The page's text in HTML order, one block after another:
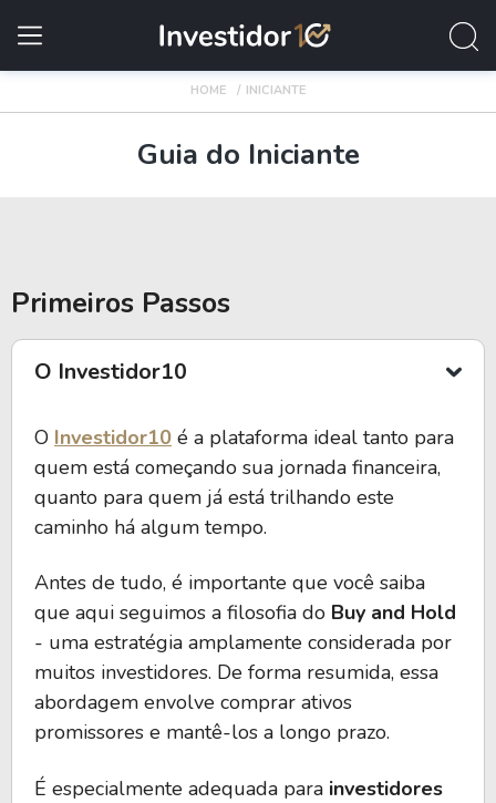
HOME INICIANTE
Guia do Iniciante
Primeiros Passos
O Investidor10
O Investidor10 é a plataforma ideal tanto para
quem está começando sua jornada financeira,
quanto para quem já está trilhando este
caminho há algum tempo.
Antes de tudo, é importante que você saiba
que aqui seguimos a filosofia do Buy and Hold
- uma estratégia amplamente considerada por
muitos investidores. De forma resumida, essa
abordagem envolve comprar ativos
promissores e mantê-los a longo prazo.
É especialmente adequada para investidores